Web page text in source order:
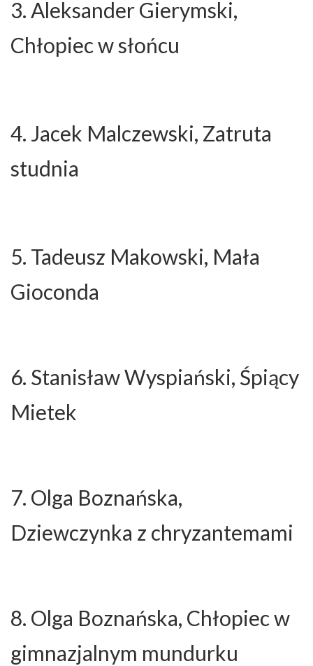
3. Aleksander Gierymski,
Chłopiec w słońcu
4. Jacek Malczewski, Zatruta
studnia
5. Tadeusz Makowski, Mała
Gioconda
6. Stanisław Wyspiański, Śpiący
Mietek
7. Olga Boznańska,
Dziewczynka z chryzantemami
8. Olga Boznańska, Chłopiec w
gimnazjalnym mundurku